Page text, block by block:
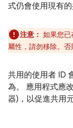
式仍會使用現有的
注意： 如果您已
屬性，請勿移除。否
共用的使用者 ID
為。 應用程式應
器)，以促進共用